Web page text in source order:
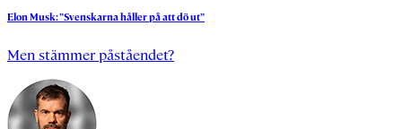
ElonMusk:”Svenskarnahållerpåattdöut”
Men stämmer påståendet?